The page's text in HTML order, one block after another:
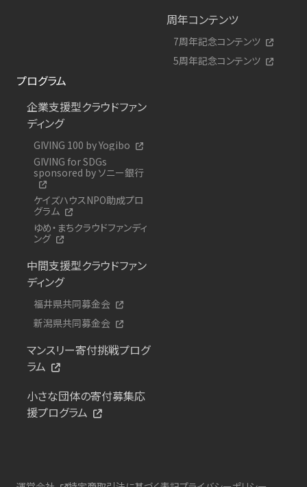
周年コンテンツ
7周年記念コンテンツ
5周年記念コンテンツ
プログラム
企業支援型クラウドファン
ディング
GIVING 100 by Yogibo
GIVING for SDGs
sponsored by ソニー銀行
ケイズハウスNPO助成プロ
グラム
ゆめ・まちクラウドファンディ
ング
中間支援型クラウドファン
ディング
福井県共同募金会
新潟県共同募金会
マンスリー寄付挑戦プログ
ラム
小さな団体の寄付募集応
援プログラム